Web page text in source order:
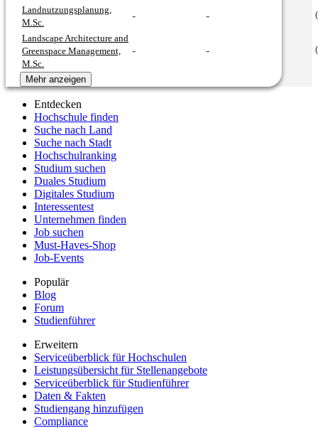
Landnutzungsplanung,
M.Sc.
- -
Landscape Architecture and
Greenspace Management,
M.Sc.
- -
Mehr anzeigen
Entdecken
Hochschule finden
Suche nach Land
Suche nach Stadt
Hochschulranking
Studium suchen
Duales Studium
Digitales Studium
Interessentest
Unternehmen finden
Job suchen
Must-Haves-Shop
Job-Events
Populär
Blog
Forum
Studienführer
Erweitern
Serviceüberblick für Hochschulen
Leistungsübersicht für Stellenangebote
Serviceüberblick für Studienführer
Daten & Fakten
Studiengang hinzufügen
Compliance